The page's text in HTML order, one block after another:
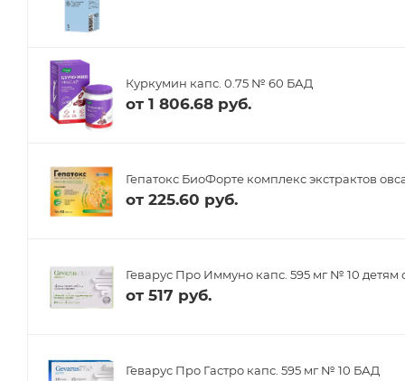
Куркумин капс. 0.75 № 60 БАД
от 1 806.68 руб.
Гепатокс БиоФорте комплекс экстрактов
от 225.60 руб.
Геварус Про Иммуно капс. 595 мг № 10 детям
от 517 руб.
Геварус Про Гастро капс. 595 мг № 10 БАД